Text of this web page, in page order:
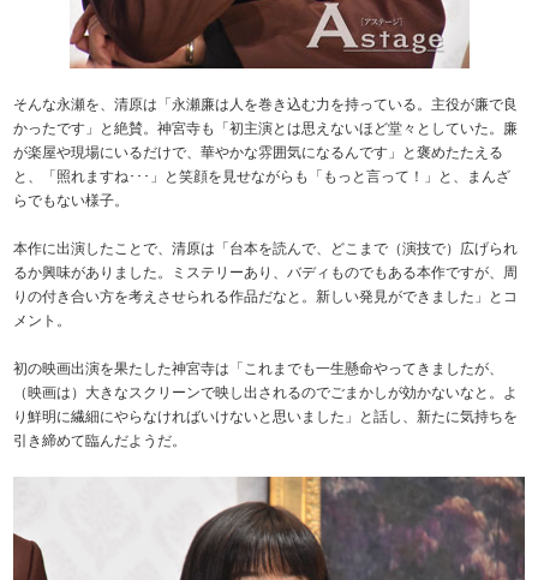
そんな永瀬を、清原は「永瀬廉は人を巻き込む力を持っている。主役が廉で良
かったです」と絶賛。神宮寺も「初主演とは思えないほど堂々としていた。廉
が楽屋や現場にいるだけで、華やかな雰囲気になるんです」と褒めたたえる
と、「照れますね･･･」と笑顔を見せながらも「もっと言って！」と、まんざ
らでもない様子。
本作に出演したことで、清原は「台本を読んで、どこまで（演技で）広げられ
るか興味がありました。ミステリーあり、バディものでもある本作ですが、周
りの付き合い方を考えさせられる作品だなと。新しい発見ができました」とコ
メント。
初の映画出演を果たした神宮寺は「これまでも一生懸命やってきましたが、
（映画は）大きなスクリーンで映し出されるのでごまかしが効かないなと。よ
り鮮明に繊細にやらなければいけないと思いました」と話し、新たに気持ちを
引き締めて臨んだようだ。